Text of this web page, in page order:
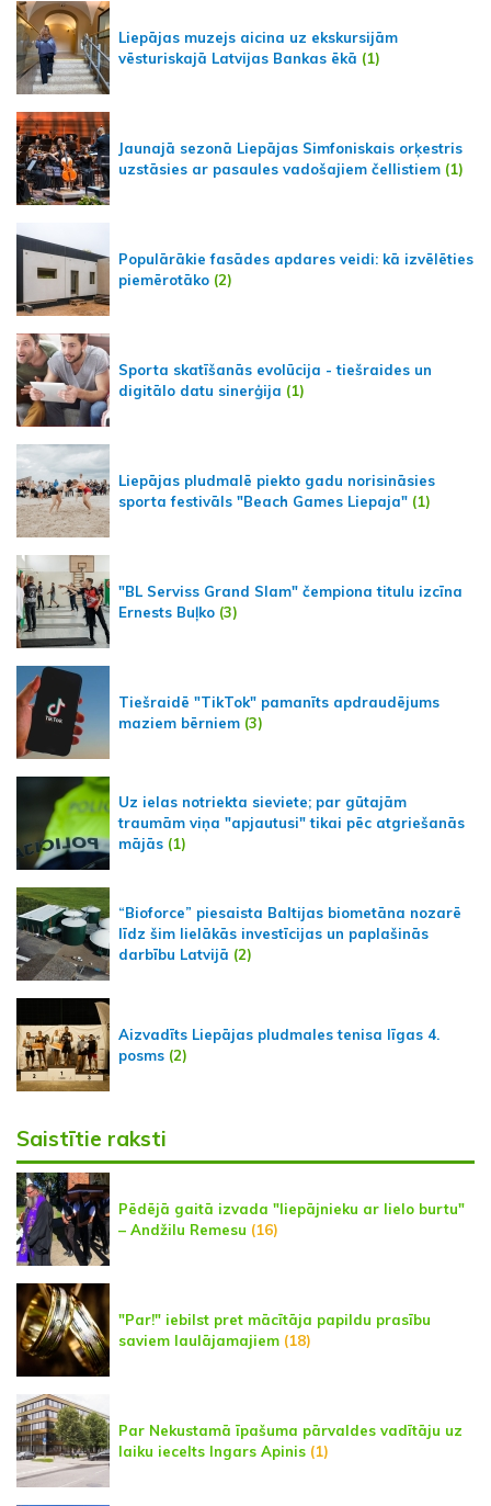
Liepājas muzejs aicina uz ekskursijām
vēsturiskajā Latvijas Bankas ēkā (1)
Jaunajā sezonā Liepājas Simfoniskais orķestris
uzstāsies ar pasaules vadošajiem čellistiem (1)
Populārākie fasādes apdares veidi: kā izvēlēties
piemērotāko (2)
Sporta skatīšanās evolūcija - tiešraides un
digitālo datu sinerģija (1)
Liepājas pludmalē piekto gadu norisināsies
sporta festivāls "Beach Games Liepaja" (1)
"BL Serviss Grand Slam" čempiona titulu izcīna
Ernests Buļko (3)
Tiešraidē "TikTok" pamanīts apdraudējums
maziem bērniem (3)
Uz ielas notriekta sieviete; par gūtajām
traumām viņa "apjautusi" tikai pēc atgriešanās
mājās (1)
“Bioforce” piesaista Baltijas biometāna nozarē
līdz šim lielākās investīcijas un paplašinās
darbību Latvijā (2)
Aizvadīts Liepājas pludmales tenisa līgas 4.
posms (2)
Saistītie raksti
Pēdējā gaitā izvada "liepājnieku ar lielo burtu"
– Andžilu Remesu (16)
"Par!" iebilst pret mācītāja papildu prasību
saviem laulājamajiem (18)
Par Nekustamā īpašuma pārvaldes vadītāju uz
laiku iecelts Ingars Apinis (1)